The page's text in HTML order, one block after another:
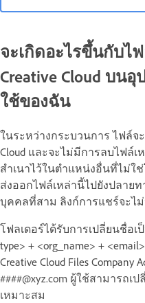
จะเกิดอะไรขึ้นกับไ
Creative Cloud บน
ใช้ของฉัน
ในระหว่างกระบวนการ ไฟล์จ
Cloud และจะไม่มีการลบไฟล์
สำเนาไว้ในตำแหน่งอื่นที่ไม่ใช่
ส่งออกไฟล์เหล่านี้ไปยังปลาย
บุคคลที่สาม ลิงก์การแชร์จะไ
โฟลเดอร์ได้รับการเปลี่ยนชื่อเป็
type> + <org_name> +
Creative Cloud Files Company
####@xyz.com ผู้ใช้สามารถ
เหมาะสม